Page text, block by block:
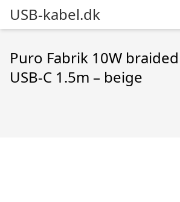
USB-kabel.dk
Puro Fabrik 10W braided
USB-C 1.5m – beige